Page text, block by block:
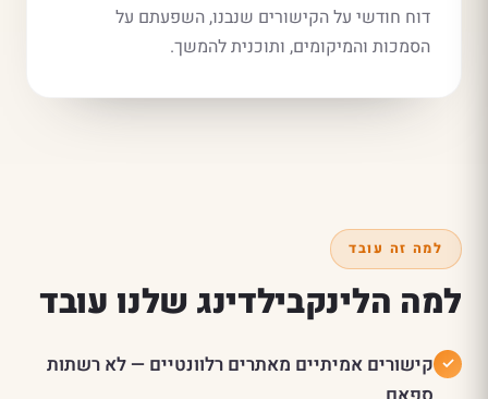
דוח חודשי על הקישורים שנבנו, השפעתם על
הסמכות והמיקומים, ותוכנית להמשך.
למה זה עובד
למה הלינקבילדינג שלנו עובד
קישורים אמיתיים מאתרים רלוונטיים — לא רשתות